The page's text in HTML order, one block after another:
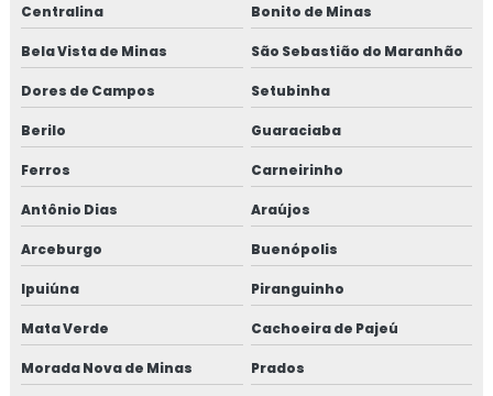
Centralina Bonito de Minas
Bela Vista de Minas São Sebastião do Maranhão
Dores de Campos Setubinha
Berilo Guaraciaba
Ferros Carneirinho
Antônio Dias Araújos
Arceburgo Buenópolis
Ipuiúna Piranguinho
Mata Verde Cachoeira de Pajeú
Morada Nova de Minas Prados